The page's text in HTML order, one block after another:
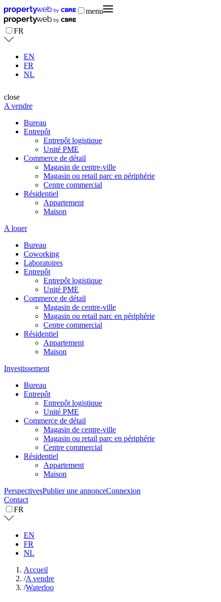
menu
FR
EN
FR
NL
close
A vendre
Bureau
Entrepôt
Entrepôt logistique
Unité PME
Commerce de détail
Magasin de centre-ville
Magasin ou retail parc en périphérie
Centre commercial
Résidentiel
Appartement
Maison
A louer
Bureau
Coworking
Laboratoires
Entrepôt
Entrepôt logistique
Unité PME
Commerce de détail
Magasin de centre-ville
Magasin ou retail parc en périphérie
Centre commercial
Résidentiel
Appartement
Maison
Investissement
Bureau
Entrepôt
Entrepôt logistique
Unité PME
Commerce de détail
Magasin de centre-ville
Magasin ou retail parc en périphérie
Centre commercial
Résidentiel
Appartement
Maison
PerspectivesPublier une annonceConnexion
Contact
FR
EN
FR
NL
Accueil
/A vendre
/Waterloo